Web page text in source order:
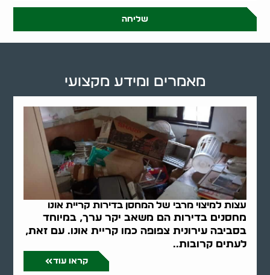
שליחה
עצות למיצוי מרבי של המחסן בדירות קריית אונו
מחסנים בדירות הם משאב יקר ערך, במיוחד
בסביבה עירונית צפופה כמו קריית אונו. עם זאת,
לעתים קרובות..
קראו עוד
מאמרים ומידע מקצועי